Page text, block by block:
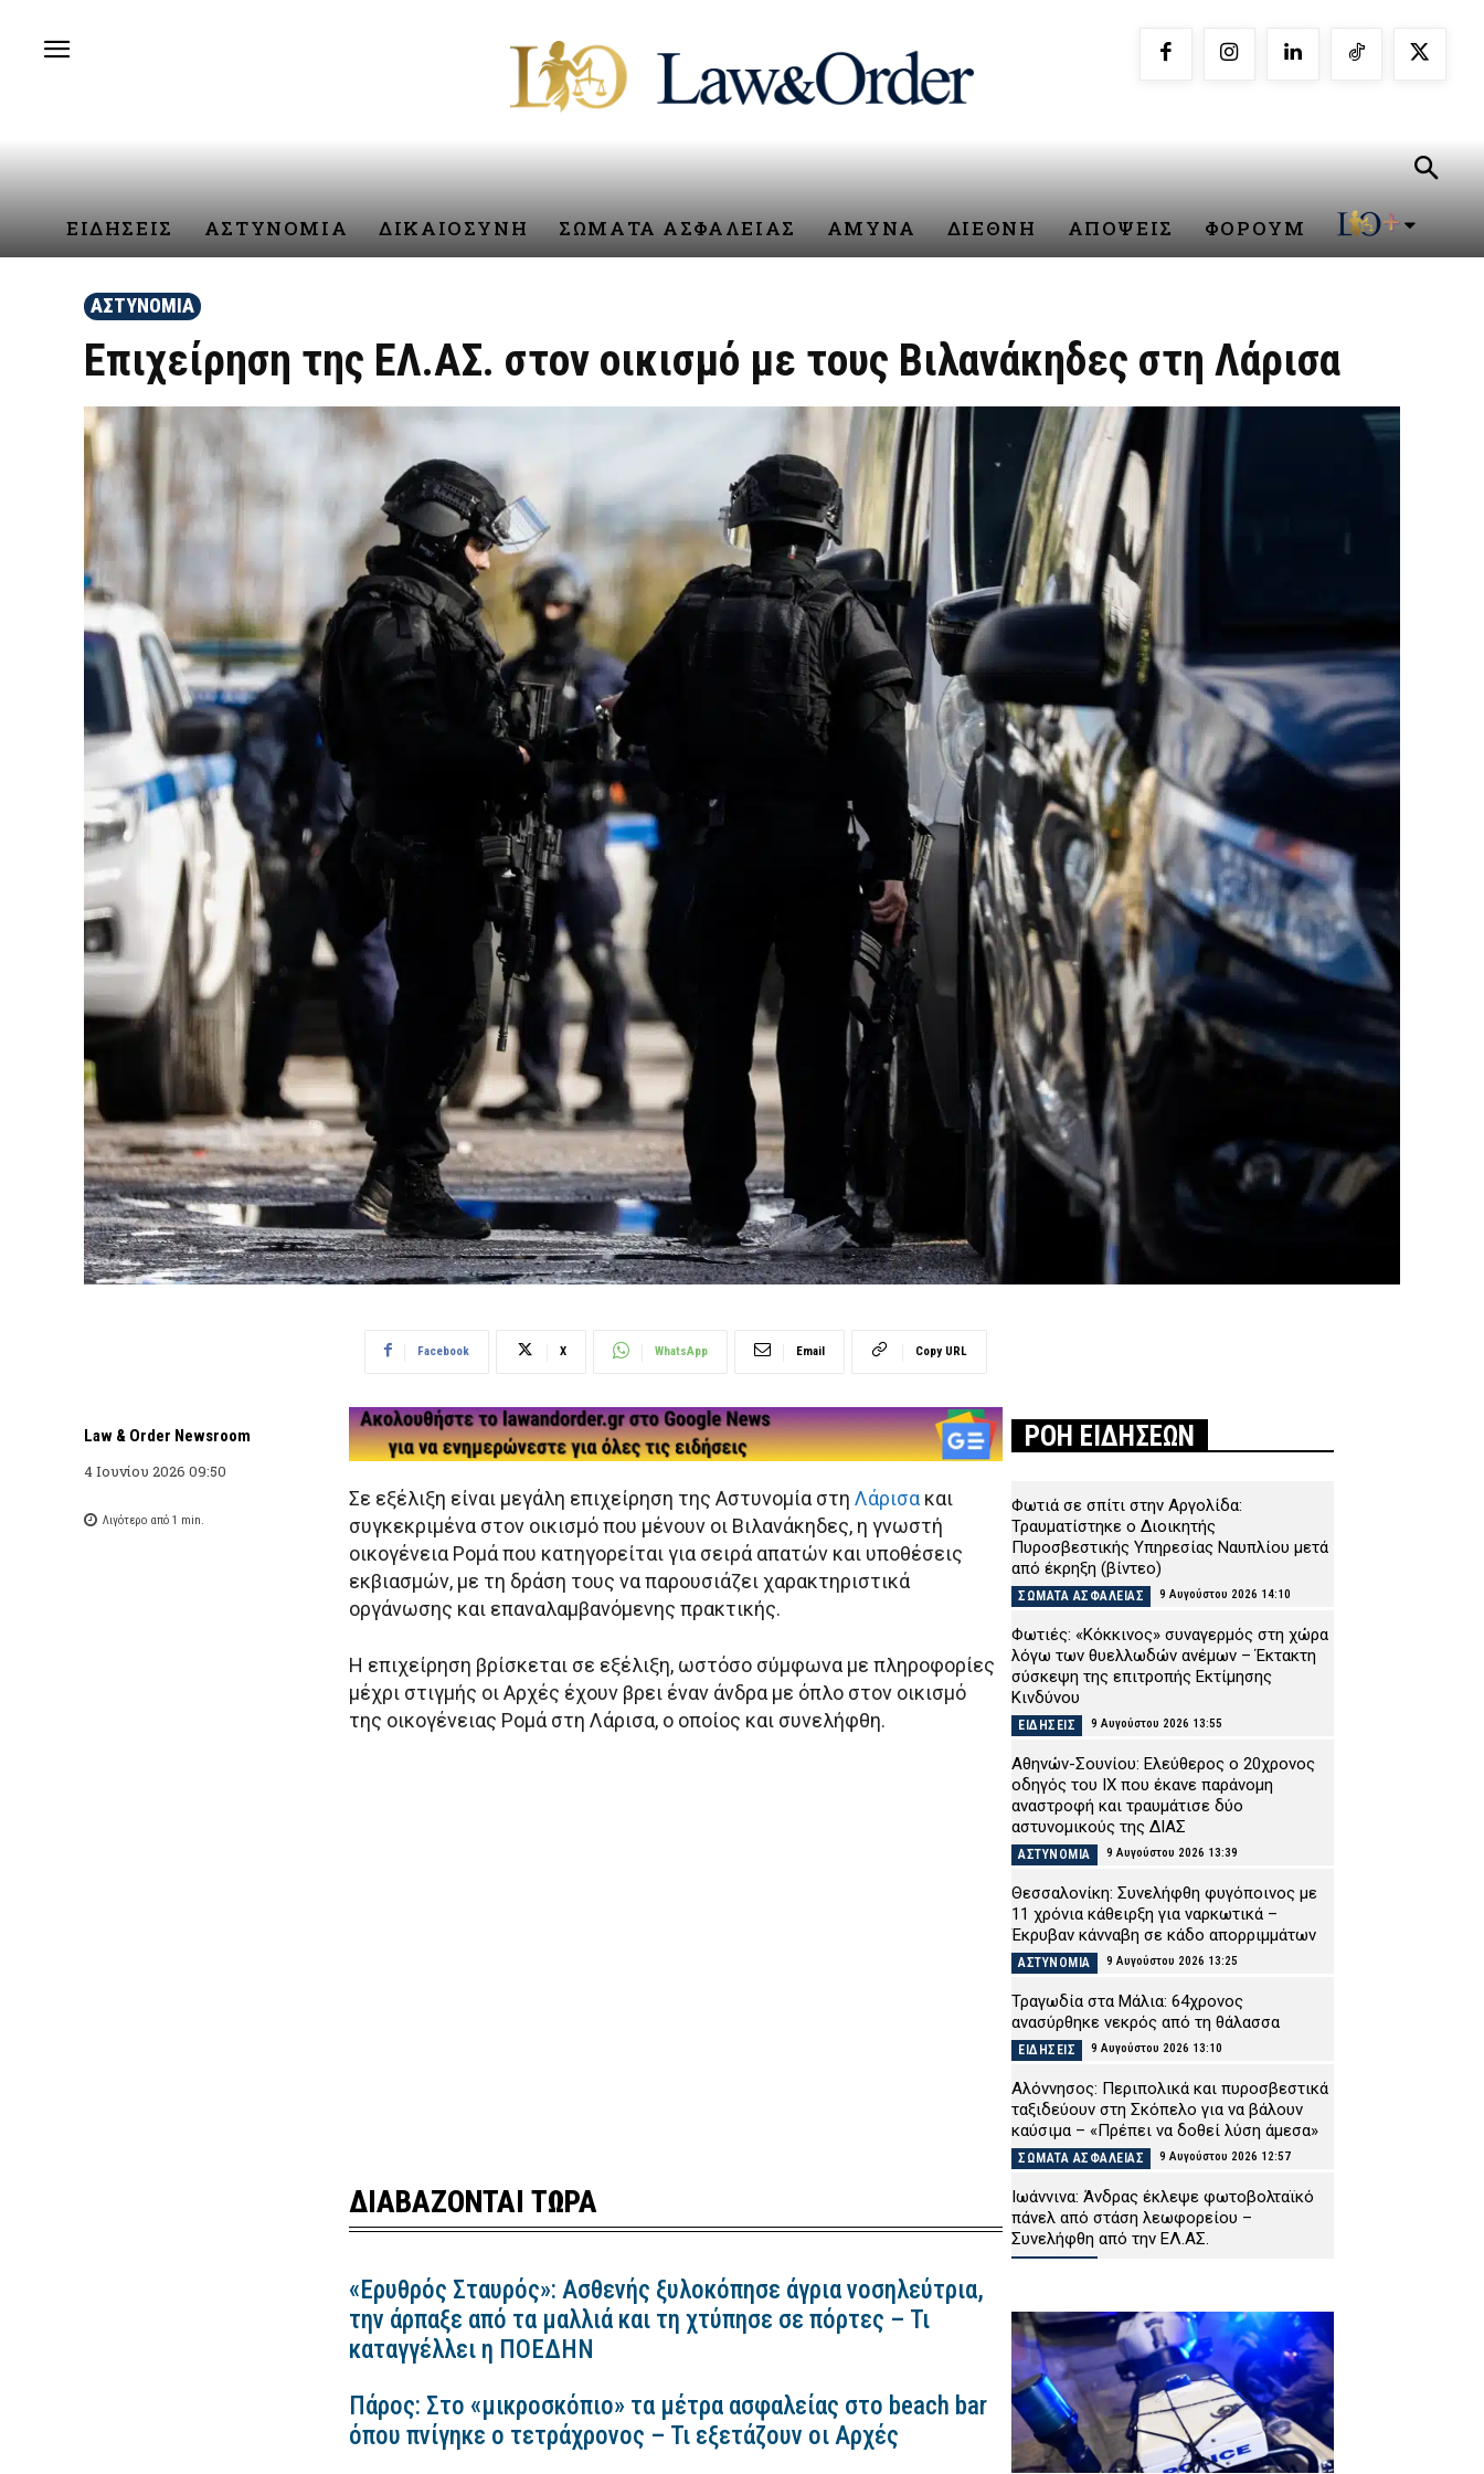
ΕΙΔΗΣΕΙΣ ΑΣΤΥΝΟΜΙΑ ΔΙΚΑΙΟΣΥΝΗ ΣΩΜΑΤΑ ΑΣΦΑΛΕΙΑΣ ΑΜΥΝΑ ΔΙΕΘΝΗ ΑΠΟΨΕΙΣ ΦΟΡΟΥΜ
ΑΣΤΥΝΟΜΙΑ
Επιχείρηση της ΕΛ.ΑΣ. στον οικισμό με τους Βιλανάκηδες στη Λάρισα
Law & Order Newsroom
4 Ιουνίου 2026 09:50
Λιγότερο από 1 min.
Facebook X WhatsApp Email Copy URL
Σε εξέλιξη είναι μεγάλη επιχείρηση της Αστυνομία στη Λάρισα και
συγκεκριμένα στον οικισμό που μένουν οι Βιλανάκηδες, η γνωστή
οικογένεια Ρομά που κατηγορείται για σειρά απατών και υποθέσεις
εκβιασμών, με τη δράση τους να παρουσιάζει χαρακτηριστικά
οργάνωσης και επαναλαμβανόμενης πρακτικής.
Η επιχείρηση βρίσκεται σε εξέλιξη, ωστόσο σύμφωνα με πληροφορίες
μέχρι στιγμής οι Αρχές έχουν βρει έναν άνδρα με όπλο στον οικισμό
της οικογένειας Ρομά στη Λάρισα, ο οποίος και συνελήφθη.
ΔΙΑΒΑΖΟΝΤΑΙ ΤΩΡΑ
«Ερυθρός Σταυρός»: Ασθενής ξυλοκόπησε άγρια νοσηλεύτρια,
την άρπαξε από τα μαλλιά και τη χτύπησε σε πόρτες – Τι
καταγγέλλει η ΠΟΕΔΗΝ
Πάρος: Στο «μικροσκόπιο» τα μέτρα ασφαλείας στο beach bar
όπου πνίγηκε ο τετράχρονος – Τι εξετάζουν οι Αρχές
ΡΟΗ ΕΙΔΗΣΕΩΝ
Φωτιά σε σπίτι στην Αργολίδα:
Τραυματίστηκε o Διοικητής
Πυροσβεστικής Υπηρεσίας Ναυπλίου μετά
από έκρηξη (βίντεο)
ΣΩΜΑΤΑ ΑΣΦΑΛΕΙΑΣ 9 Αυγούστου 2026 14:10
Φωτιές: «Κόκκινος» συναγερμός στη χώρα
λόγω των θυελλωδών ανέμων – Έκτακτη
σύσκεψη της επιτροπής Εκτίμησης
Κινδύνου
ΕΙΔΗΣΕΙΣ 9 Αυγούστου 2026 13:55
Αθηνών-Σουνίου: Ελεύθερος ο 20χρονος
οδηγός του ΙΧ που έκανε παράνομη
αναστροφή και τραυμάτισε δύο
αστυνομικούς της ΔΙΑΣ
ΑΣΤΥΝΟΜΙΑ 9 Αυγούστου 2026 13:39
Θεσσαλονίκη: Συνελήφθη φυγόποινος με
11 χρόνια κάθειρξη για ναρκωτικά –
Έκρυβαν κάνναβη σε κάδο απορριμμάτων
ΑΣΤΥΝΟΜΙΑ 9 Αυγούστου 2026 13:25
Τραγωδία στα Μάλια: 64χρονος
ανασύρθηκε νεκρός από τη θάλασσα
ΕΙΔΗΣΕΙΣ 9 Αυγούστου 2026 13:10
Αλόννησος: Περιπολικά και πυροσβεστικά
ταξιδεύουν στη Σκόπελο για να βάλουν
καύσιμα – «Πρέπει να δοθεί λύση άμεσα»
ΣΩΜΑΤΑ ΑΣΦΑΛΕΙΑΣ 9 Αυγούστου 2026 12:57
Ιωάννινα: Άνδρας έκλεψε φωτοβολταϊκό
πάνελ από στάση λεωφορείου –
Συνελήφθη από την ΕΛ.ΑΣ.
βρέθηκε νεκρός δίπλα σε κάδους
σκουπιδιών
ΑΣΤΥΝΟΜΙΑ 9 Αυγούστου 2026 12:28
Απίστευτο: Ελικόπτερο προσγειώθηκε στο
Σαρακήνικο της Μήλου για να κάνουν
μπάνιο οι επιβάτες του (βίντεο)